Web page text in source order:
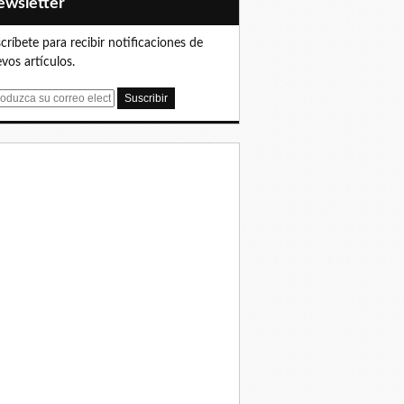
para recibir notificaciones de
artículos.